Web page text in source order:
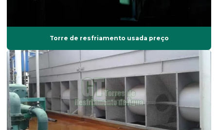
Retentor de gotas
Retentor de gotículas
Serviço de balanceamento dinâmico
Torre de arrefecimento
Torre de resfriamento usada preço